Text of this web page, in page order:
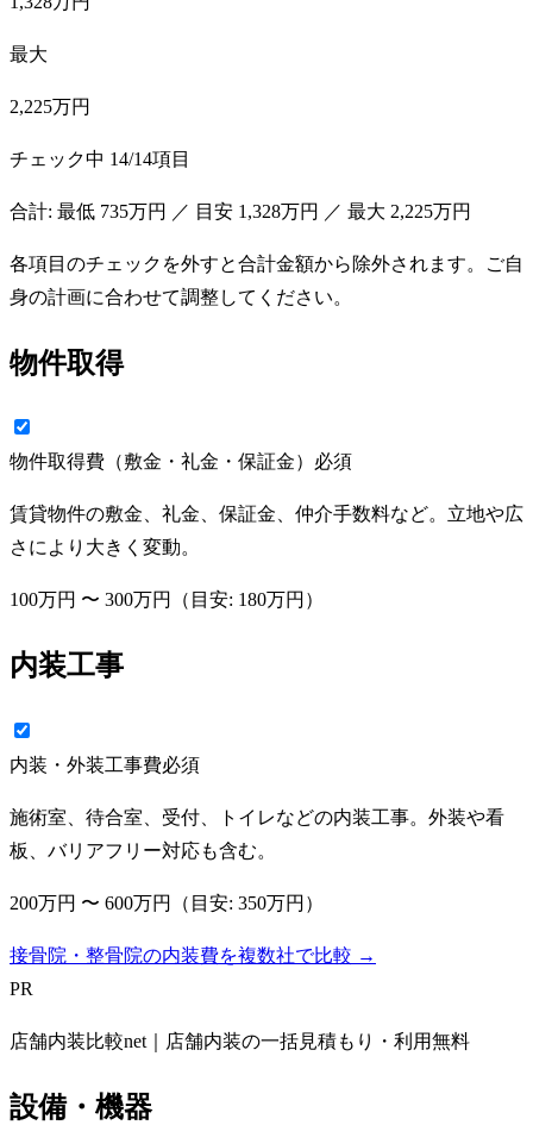
最大
2,225万円
チェック中 14/14項目
合計: 最低 735万円 ／ 目安 1,328万円 ／ 最大 2,225万円
各項目のチェックを外すと合計金額から除外されます。ご自
身の計画に合わせて調整してください。
物件取得
物件取得費（敷金・礼金・保証金） 必須
賃貸物件の敷金、礼金、保証金、仲介手数料など。立地や広
さにより大きく変動。
100万円 〜 300万円 （目安: 180万円 ）
内装工事
内装・外装工事費必須
施術室、待合室、受付、トイレなどの内装工事。外装や看
板、バリアフリー対応も含む。
200万円 〜 600万円 （目安: 350万円 ）
接骨院・整骨院の内装費を複数社で比較 →
PR
店舗内装比較net｜店舗内装の一括見積もり・利用無料
設備・機器